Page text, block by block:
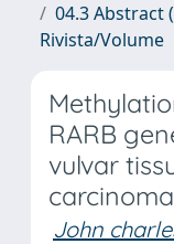
04.3 Abstract
Rivista/Volume
RARB
vulvar
John